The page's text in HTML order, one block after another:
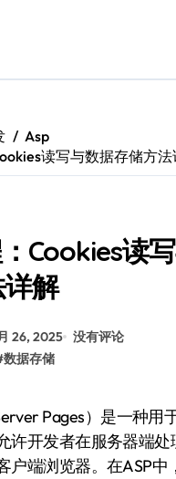
Asp
读写与数据存储方
Cookies读
解
26, 2025 没有评论
数据存储
许开发者在服务器端处
户端浏览器。在ASP中